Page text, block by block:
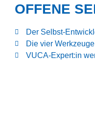
OFFENE
Der Selbst-
Die vier
VUCA-Expert:in